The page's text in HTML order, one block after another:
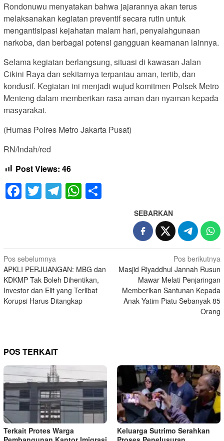
Rondonuwu menyatakan bahwa jajarannya akan terus
melaksanakan kegiatan preventif secara rutin untuk
mengantisipasi kejahatan malam hari, penyalahgunaan
narkoba, dan berbagai potensi gangguan keamanan lainnya.
Selama kegiatan berlangsung, situasi di kawasan Jalan
Cikini Raya dan sekitarnya terpantau aman, tertib, dan
kondusif. Kegiatan ini menjadi wujud komitmen Polsek Metro
Menteng dalam memberikan rasa aman dan nyaman kepada
masyarakat.
(Humas Polres Metro Jakarta Pusat)
RN/Indah/red
Post Views: 46
Facebook
TwitterTelegram
WhatsApp
SEBARKAN
Navigasi
pos
Pos sebelumnya
APKLI PERJUANGAN: MBG dan
KDKMP Tak Boleh Dihentikan,
Investor dan Elit yang Terlibat
Korupsi Harus Ditangkap
Pos berikutnya
Masjid Riyaddhul Jannah Rusun
Mawar Melati Penjaringan
Memberikan Santunan Kepada
Anak Yatim Piatu Sebanyak 85
Orang
POS TERKAIT
Terkait Protes Warga
Keluarga Sutrimo Serahkan